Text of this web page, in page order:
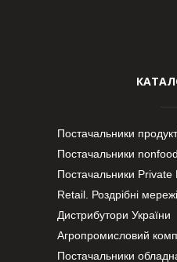
Постачальники
Постачальники nonfood
Постачальники Private
Retail. Роздрібні
Дистрибутори України
Агропромисловий
Постачальники